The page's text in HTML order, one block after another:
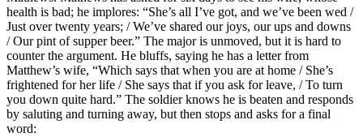
health is bad; he implores: “She’s all I’ve got, and we’ve been wed /
Just over twenty years; / We’ve shared our joys, our ups and downs
/ Our pint of supper beer.” The major is unmoved, but it is hard to
counter the argument. He bluffs, saying he has a letter from
Matthew’s wife, “Which says that when you are at home / She’s
frightened for her life / She says that if you ask for leave, / To turn
you down quite hard.” The soldier knows he is beaten and responds
by saluting and turning away, but then stops and asks for a final
word: